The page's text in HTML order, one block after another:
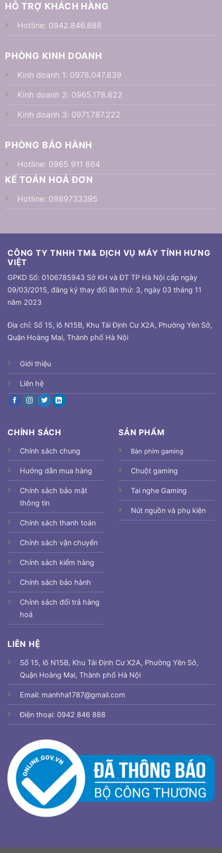
HỖ TRỢ KHÁCH HÀNG
Hotline: 0942.846.888
PHÒNG KINH DOANH
Kinh doanh 1: 0978.047.839
Kinh doanh 2: 0965.178.822
Kinh doanh 3: 0971.787.222
PHÒNG BẢO HÀNH
Hotline: 0965 911 864
KẾ TOÁN HOÁ ĐƠN
Hotline: 0989733395
CÔNG TY TNHH TM& DỊCH VỤ MÁY TÍNH HƯNG
VIỆT
GPKD Số: 0106785943 Sở KH và ĐT TP Hà Nội cấp ngày
09/03/2015, đăng ký thay đổi lần thứ: 3, ngày 03 tháng 11
năm 2023
Địa chỉ: Số 15, lô N15B, Khu Tái Định Cư X2A, Phường Yên Sở,
Quận Hoàng Mai, Thành phố Hà Nội
Giới thiệu
Liên hệ
CHÍNH SÁCH
Chính sách chung
Hướng dẫn mua hàng
Chính sách bảo mật
thông tin
Chính sách thanh toán
Chính sách vận chuyển
Chính sách kiểm hàng
Chính sách bảo hành
Chính sách đổi trả hàng
hoá
SẢN PHẨM
Bàn phím gaming
Chuột gaming
Tai nghe Gaming
Nút nguồn và phụ kiện
LIÊN HỆ
Số 15, lô N15B, Khu Tái Định Cư X2A, Phường Yên Sở,
Quận Hoàng Mai, Thành phố Hà Nội
Email: manhha1787@gmail.com
Điện thoại: 0942 846 888